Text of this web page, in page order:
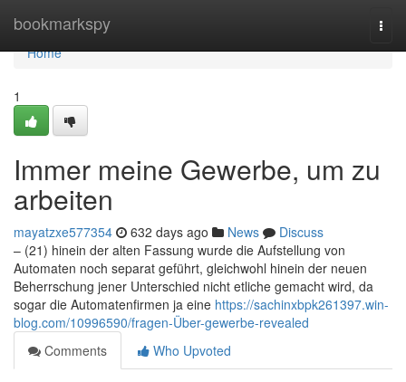
bookmarkspy
Home
Home
1
Immer meine Gewerbe, um zu
arbeiten
mayatzxe577354 632 days ago News
Discuss
– (21) hinein der alten Fassung wurde die Aufstellung von
Automaten noch separat geführt, gleichwohl hinein der neuen
Beherrschung jener Unterschied nicht etliche gemacht wird, da
sogar die Automatenfirmen ja eine https://sachinxbpk261397.win-
blog.com/10996590/fragen-Über-gewerbe-revealed
Comments
Who Upvoted